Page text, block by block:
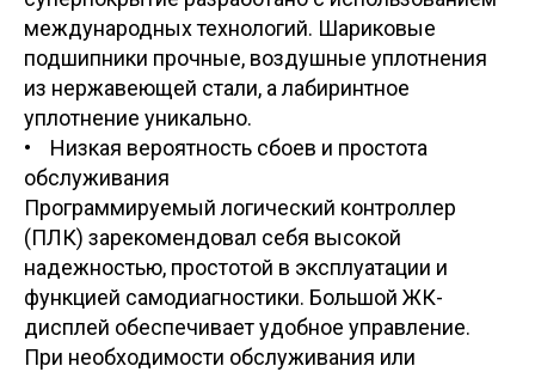
международных технологий. Шариковые
подшипники прочные, воздушные уплотнения
из нержавеющей стали, а лабиринтное
уплотнение уникально.
• Низкая вероятность сбоев и простота
обслуживания
Программируемый логический контроллер
(ПЛК) зарекомендовал себя высокой
надежностью, простотой в эксплуатации и
функцией самодиагностики. Большой ЖК-
дисплей обеспечивает удобное управление.
При необходимости обслуживания или